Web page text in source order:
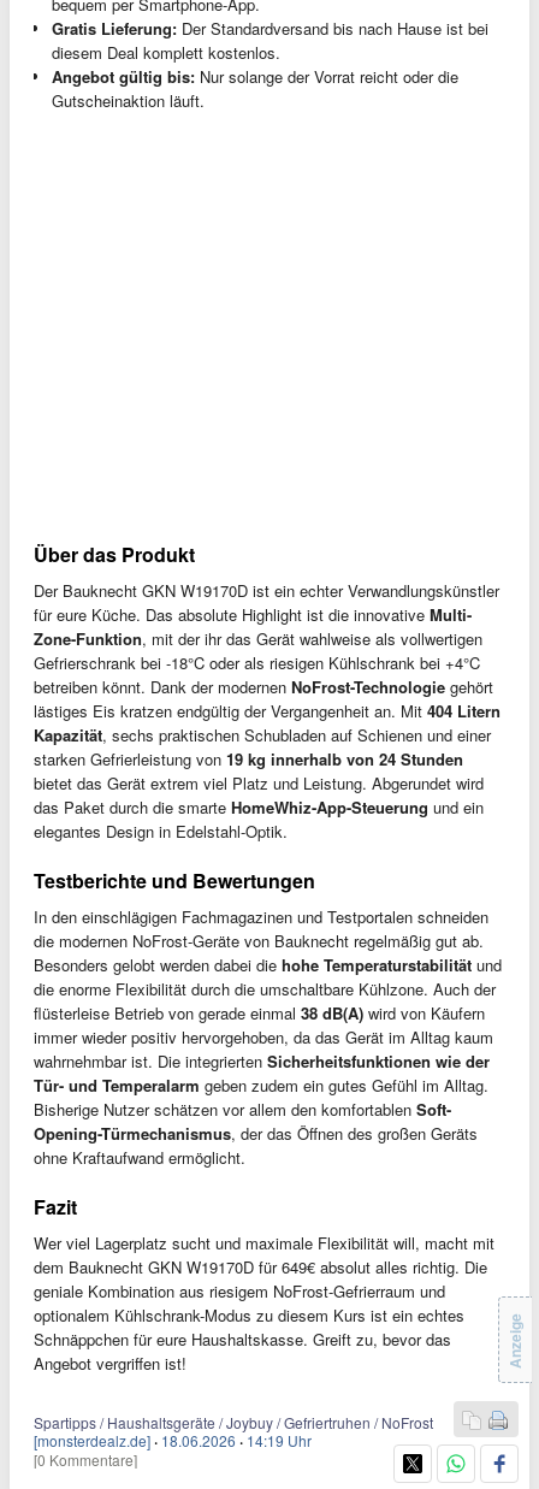
Gratis Lieferung: Der Standardversand bis nach Hause ist bei
diesem Deal komplett kostenlos.
Angebot gültig bis: Nur solange der Vorrat reicht oder die
Gutscheinaktion läuft.
Über das Produkt
Der Bauknecht GKN W19170D ist ein echter Verwandlungskünstler
für eure Küche. Das absolute Highlight ist die innovative Multi-
Zone-Funktion, mit der ihr das Gerät wahlweise als vollwertigen
Gefrierschrank bei -18°C oder als riesigen Kühlschrank bei +4°C
betreiben könnt. Dank der modernen NoFrost-Technologie gehört
lästiges Eis kratzen endgültig der Vergangenheit an. Mit 404 Litern
Kapazität, sechs praktischen Schubladen auf Schienen und einer
starken Gefrierleistung von 19 kg innerhalb von 24 Stunden
bietet das Gerät extrem viel Platz und Leistung. Abgerundet wird
das Paket durch die smarte HomeWhiz-App-Steuerung und ein
elegantes Design in Edelstahl-Optik.
Testberichte und Bewertungen
In den einschlägigen Fachmagazinen und Testportalen schneiden
die modernen NoFrost-Geräte von Bauknecht regelmäßig gut ab.
Besonders gelobt werden dabei die hohe Temperaturstabilität und
die enorme Flexibilität durch die umschaltbare Kühlzone. Auch der
flüsterleise Betrieb von gerade einmal 38 dB(A) wird von Käufern
immer wieder positiv hervorgehoben, da das Gerät im Alltag kaum
wahrnehmbar ist. Die integrierten Sicherheitsfunktionen wie der
Tür- und Temperalarm geben zudem ein gutes Gefühl im Alltag.
Bisherige Nutzer schätzen vor allem den komfortablen Soft-
Opening-Türmechanismus, der das Öffnen des großen Geräts
ohne Kraftaufwand ermöglicht.
Fazit
Wer viel Lagerplatz sucht und maximale Flexibilität will, macht mit
dem Bauknecht GKN W19170D für 649€ absolut alles richtig. Die
geniale Kombination aus riesigem NoFrost-Gefrierraum und
optionalem Kühlschrank-Modus zu diesem Kurs ist ein echtes
Schnäppchen für eure Haushaltskasse. Greift zu, bevor das
Angebot vergriffen ist!
Spartipps / Haushaltsgeräte / Joybuy / Gefriertruhen / NoFrost
[monsterdealz.de] · 18.06.2026 · 14:19 Uhr
[0 Kommentare]
Anzeige